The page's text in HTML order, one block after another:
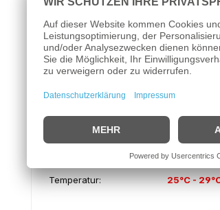
Beckenposition:
Einige
Verhalten:
Friedlich
Aquarientyp:
PH: 6,0 - 7,5
Temperatur: 25°C -